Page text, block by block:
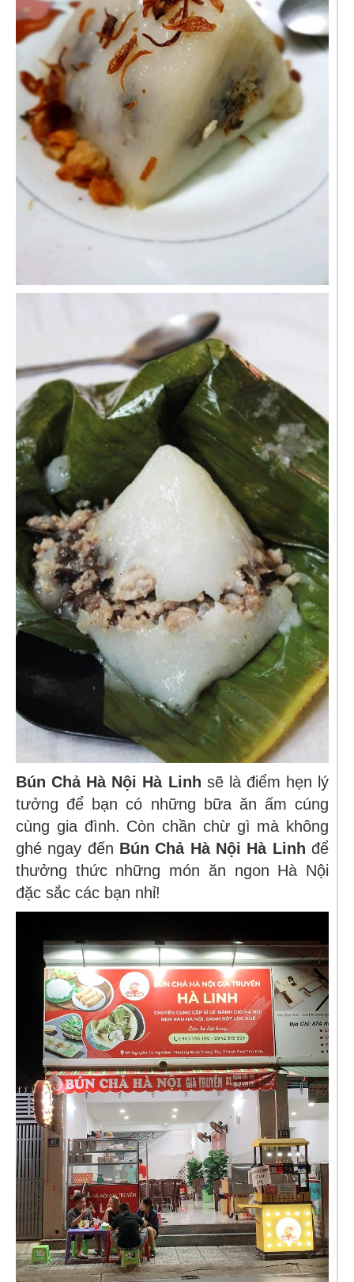
Bún Chả Hà Nội Hà Linh sẽ là điểm hẹn lý
tưởng để bạn có những bữa ăn ấm cúng
cùng gia đình. Còn chần chừ gì mà không
ghé ngay đến Bún Chả Hà Nội Hà Linh để
thưởng thức những món ăn ngon Hà Nội
đặc sắc các bạn nhỉ!